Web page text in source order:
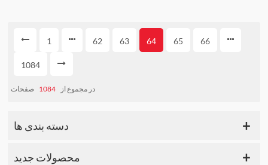
1 62 63 64 65 66
1084
در مجموع از 1084 صفحات
دسته بندی ها
محصولات جدید